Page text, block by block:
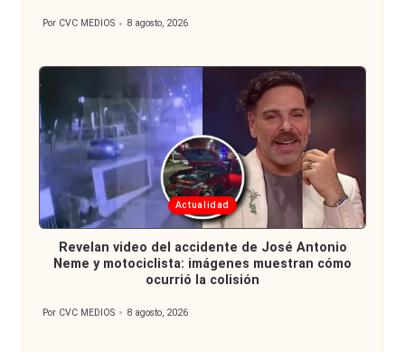
Por CVC MEDIOS 8 agosto, 2026
Publicada
en
Actualidad
Revelan video del accidente de José Antonio
Neme y motociclista: imágenes muestran cómo
ocurrió la colisión
Publicado
Por CVC MEDIOS 8 agosto, 2026